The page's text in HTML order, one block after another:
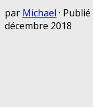
par Michael · Publié
décembre 2018